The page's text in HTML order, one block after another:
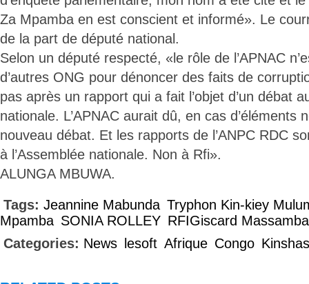
Za Mpamba en est conscient et informé». Le
de la part de député national.
Selon un député respecté, «le rôle de l’APNAC
d’autres ONG pour dénoncer des faits de
pas après un rapport qui a fait l’objet d’un débat
nationale. L’APNAC aurait dû, en cas d’éléments
nouveau débat. Et les rapports de l’ANPC RDC
à l’Assemblée nationale. Non à Rfi».
ALUNGA MBUWA.
Tags: Jeannine Mabunda Tryphon Kin-kiey
Mpamba SONIA ROLLEY RFIGiscard Massamba
Categories: News lesoft Afrique Congo